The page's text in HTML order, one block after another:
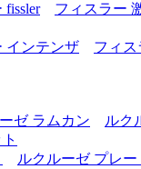
fissler
フィスラー
インテンザ
フィ
ゼ ラムカン
ルク
ルクルーゼ プレ